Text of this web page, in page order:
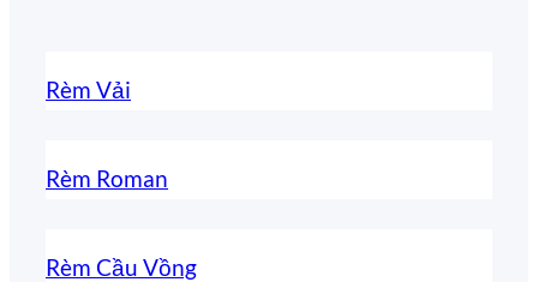
Rèm Vải
Rèm Roman
Rèm Cầu Vồng